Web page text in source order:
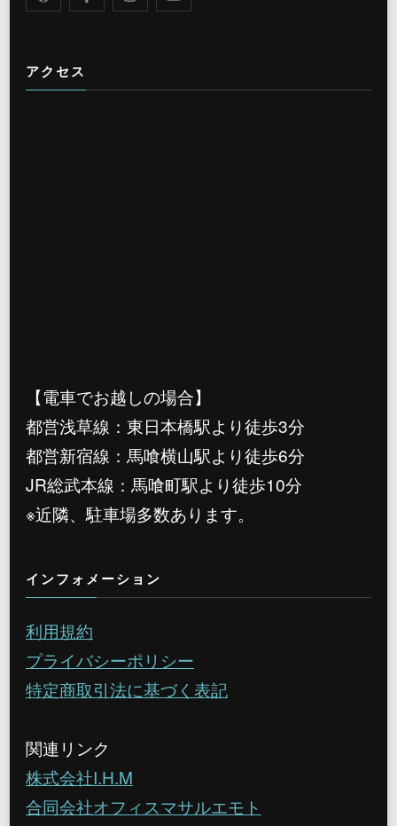
アクセス
【電車でお越しの場合】
都営浅草線：東日本橋駅より徒歩3分
都営新宿線：馬喰横山駅より徒歩6分
JR総武本線：馬喰町駅より徒歩10分
※近隣、駐車場多数あります。
インフォメーション
利用規約
プライバシーポリシー
特定商取引法に基づく表記
関連リンク
株式会社I.H.M
合同会社オフィスマサルエモト